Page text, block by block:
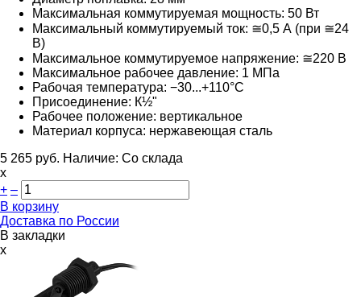
Максимальная коммутируемая мощность: 50 Вт
Максимальный коммутируемый ток: ≅0,5 А (при ≅24
В)
Максимальное коммутируемое напряжение: ≅220 В
Максимальное рабочее давление: 1 МПа
Рабочая температура: −30...+110°С
Присоединение: К½"
Рабочее положение: вертикальное
Материал корпуса: нержавеющая сталь
5 265 руб. Наличие: Со склада
х
+ –
В корзину
Доставка по России
В закладки
x